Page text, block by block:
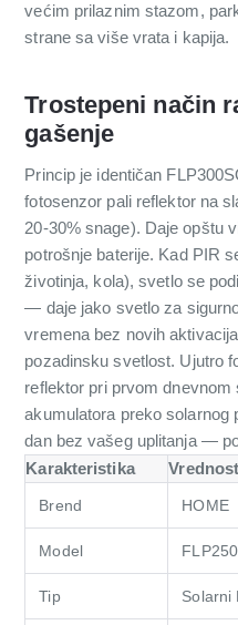
većim prilaznim stazom,
strane sa više vrata i kapija.
Trostepeni način
gašenje
Princip je identičan
fotosenzor pali reflektor na
20-30% snage). Daje opštu
potrošnje baterije. Kad PIR
životinja, kola), svetlo se
— daje jako svetlo za
vremena bez novih
pozadinsku svetlost. Ujutro
reflektor pri prvom dnevnom
akumulatora preko solarnog
dan bez vašeg uplitanja —
Karakteristika
Vrednost
Brend HOME
Model
Tip Solarni